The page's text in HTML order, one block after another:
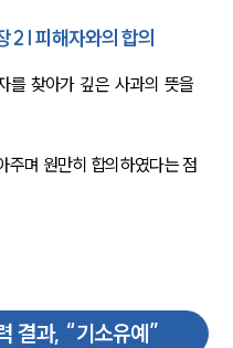
2 | 피해자와의 합의
를 찾아가 깊은 사과의 뜻을
주며 원만히 합의하였다는 점
결과, “기소유예”